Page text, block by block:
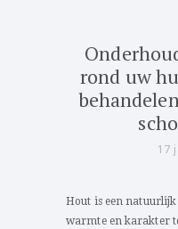
rond uw
17
Hout is een
warmte en karakter